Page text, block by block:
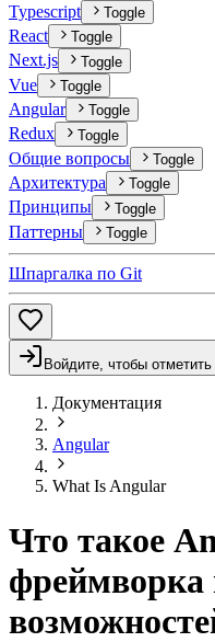
Typescript Toggle
React Toggle
Next.js Toggle
Vue Toggle
Angular Toggle
Redux Toggle
Общие вопросы Toggle
Архитектура Toggle
Принципы Toggle
Паттерны Toggle
Шпаргалка по Git
Войдите, чтобы отметить
Документация
Angular
What Is Angular
Что такое
фреймворка